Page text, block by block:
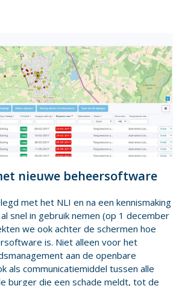
nieuwe beheersoftware
met het NLI en na een kennismaking
snel in gebruik nemen (op 1 december
we ook achter de schermen hoe
is. Niet alleen voor het
aan de openbare
als communicatiemiddel tussen alle
burger die een schade meldt, tot de